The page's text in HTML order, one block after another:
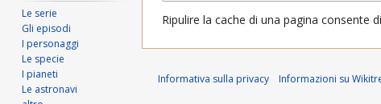
Ripulire la cache di una pagina consente
Le serie
Gli episodi
I personaggi
Le specie
I pianeti
Le astronavi
Informativa sulla privacy Informazioni su